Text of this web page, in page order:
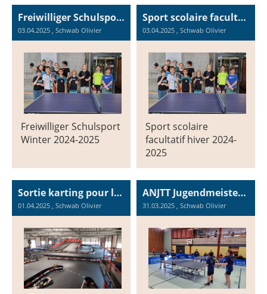
Freiwilliger Schulsport Winter 2024-2025
03.04.2025 , Schwab Olivier
Freiwilliger Schulsport
Winter 2024-2025
Sport scolaire facultatif hiver 2024-2025
03.04.2025 , Schwab Olivier
Sport scolaire
facultatif hiver 2024-
2025
Sortie karting pour les membres / Karting-Ausflug für Mitglieder
01.04.2025 , Schwab Olivier
ANJTT Jugendmeisterschaft 2024-2025 : Runde 5
31.03.2025 , Schwab Olivier